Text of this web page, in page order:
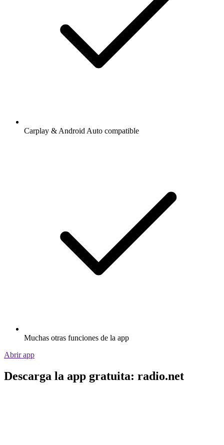
Carplay & Android Auto compatible
Muchas otras funciones de la app
Abrir app
Descarga la app gratuita: radio.net